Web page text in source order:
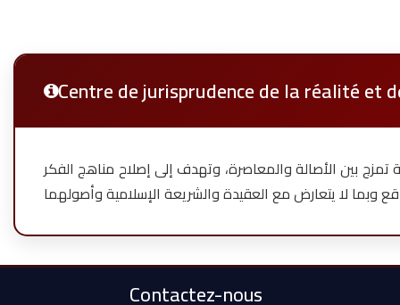
Centre de jurisprudence de la réalité et
بين الأصالة والمعاصرة، وتهدف إلى إصلاح مناهج الفكر
Contactez-nous